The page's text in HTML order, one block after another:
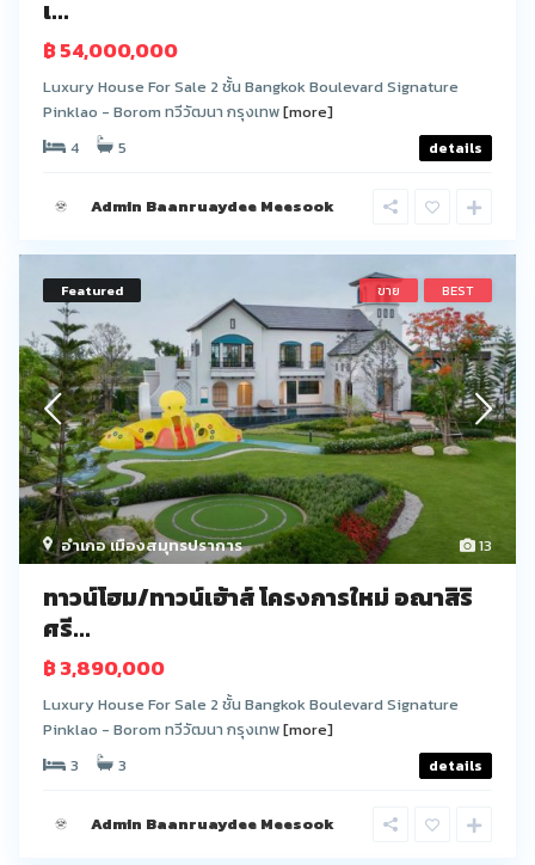
เ...
฿ 54,000,000
Luxury House For Sale 2 ชั้น Bangkok Boulevard Signature
Pinklao - Borom ทวีวัฒนา กรุงเทพ[more]
4
5 details
Admin Baanruaydee Meesook
13
อำเภอ เมืองสมุทรปราการ
Featured ขาย BEST
ทาวน์โฮม/ทาวน์เฮ้าส์ โครงการใหม่ อณาสิริ
ศรี...
฿ 3,890,000
Luxury House For Sale 2 ชั้น Bangkok Boulevard Signature
Pinklao - Borom ทวีวัฒนา กรุงเทพ[more]
3
3 details
Admin Baanruaydee Meesook